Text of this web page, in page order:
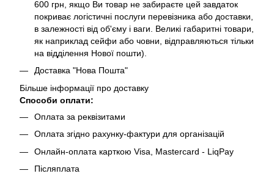
600 грн, якщо Ви товар не забираєте цей завдаток
покриває логістичні послуги перевізника або доставки,
в залежності від об'єму і ваги. Великі габаритні товари,
як наприклад сейфи або човни, відправляються тільки
на відділення Нової пошти).
Доставка "Нова Пошта"
Більше інформації про доставку
Способи оплати:
Оплата за реквізитами
Оплата згідно рахунку-фактури для організацій
Онлайн-оплата карткою Visa, Mastercard - LiqPay
Післяплата